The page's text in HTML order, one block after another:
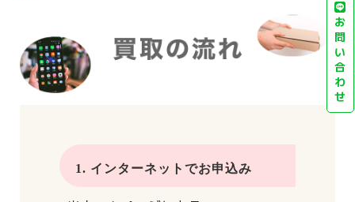
1. インターネットでお申込み
お
問
い
合
わ
せ